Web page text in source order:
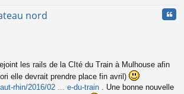
nord
les rails de la CIté du Train à Mulhouse afin
elle devrait prendre place fin avril)
rhin/2016/02 ... e-du-train . Une bonne nouvelle